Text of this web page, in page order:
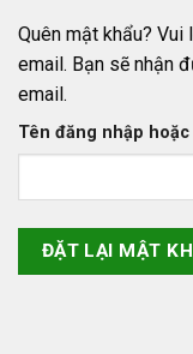
Quên mật khẩu?
email. Bạn sẽ nhận
email.
Tên đăng nhập hoặc
ĐẶT LẠI MẬT